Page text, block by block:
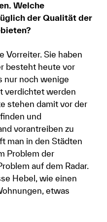
Welche
der Qualität der
Vorreiter. Sie haben
besteht heute vor
nur noch wenige
verdichtet werden
stehen damit vor der
und
vorantreiben zu
man in den Städten
Problem der
auf dem Radar.
Hebel, wie einen
etwas